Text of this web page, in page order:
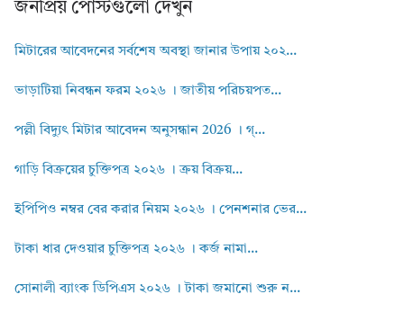
জনপ্রিয় পোস্টগুলো দেখুন
মিটারের আবেদনের সর্বশেষ অবস্থা জানার উপায় ২০২...
ভাড়াটিয়া নিবন্ধন ফরম ২০২৬ । জাতীয় পরিচয়পত...
পল্লী বিদ্যুৎ মিটার আবেদন অনুসন্ধান 2026 । গ্...
গাড়ি বিক্রয়ের চুক্তিপত্র ২০২৬ । ক্রয় বিক্রয়...
ইপিপিও নম্বর বের করার নিয়ম ২০২৬ । পেনশনার ভের...
টাকা ধার দেওয়ার চুক্তিপত্র ২০২৬ । কর্জ নামা...
সোনালী ব্যাংক ডিপিএস ২০২৬ । টাকা জমানো শুরু ন...